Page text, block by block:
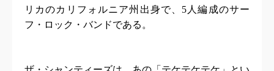
リカのカリフォルニア州出身で、 5 人編成のサー
フ・ロック・バンドである。